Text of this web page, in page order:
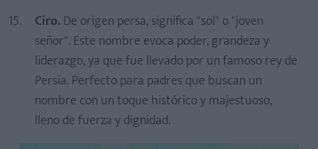
Ciro. De origen persa, significa "sol" o "joven
señor". Este nombre evoca poder, grandeza y
liderazgo, ya que fue llevado por un famoso rey de
Persia. Perfecto para padres que buscan un
nombre con un toque histórico y majestuoso,
lleno de fuerza y dignidad.